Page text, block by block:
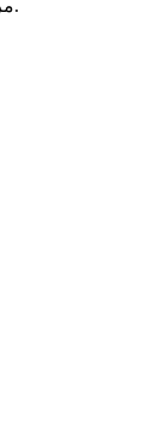
مرام منصور والينور جروس مركزات معهد القيادة.